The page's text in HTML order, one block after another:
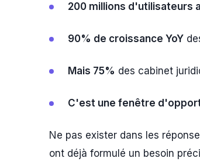
200 millions d'utilisateurs
90% de croissance YoY
Mais 75% des cabinet
C'est une fenêtre
Ne pas exister dans les
ont déjà formulé un besoin